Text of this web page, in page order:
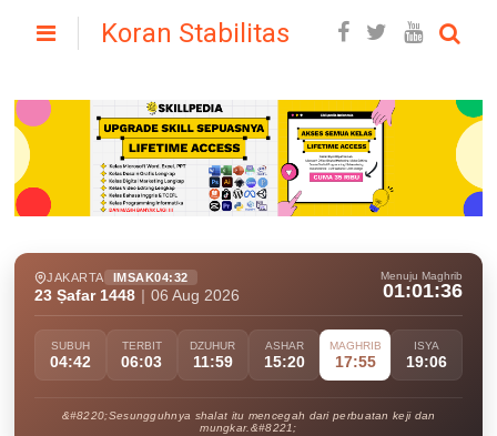
Koran Stabilitas
JAKARTA IMSAK04:32
23 Ṣafar 1448 06 Aug 2026
Menuju Maghrib
01:01:34
SUBUH
04:42
TERBIT
06:03
DZUHUR
11:59
ASHAR
15:20
MAGHRIB
17:55
ISYA
19:06
&#8220;Sesungguhnya shalat itu mencegah dari perbuatan keji dan
mungkar.&#8221;